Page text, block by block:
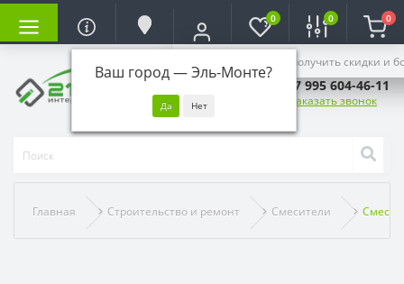
Ваш город —Эль-Монте?
Войдите, чтобы получить скидки и
0 0 0
+7 995 604-46-11
Заказать звонок
Главная Строительство и ремонт Смесители